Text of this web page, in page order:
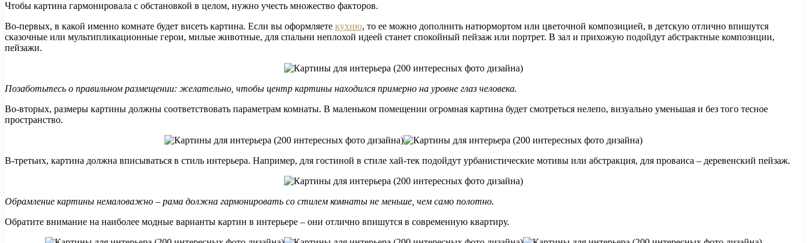
Чтобы картина гармонировала с обстановкой в целом, нужно учесть множество факторов.
Во-первых, в какой именно комнате будет висеть картина. Если вы оформляете кухню, то ее можно дополнить натюрмортом или цветочной композицией, в детскую отлично впишутся
сказочные или мультипликационные герои, милые животные, для спальни неплохой идеей станет спокойный пейзаж или портрет. В зал и прихожую подойдут абстрактные композиции,
пейзажи.
Позаботьтесь о правильном размещении: желательно, чтобы центр картины находился примерно на уровне глаз человека.
Во-вторых, размеры картины должны соответствовать параметрам комнаты. В маленьком помещении огромная картина будет смотреться нелепо, визуально уменьшая и без того тесное
пространство.
В-третьих, картина должна вписываться в стиль интерьера. Например, для гостиной в стиле хай-тек подойдут урбанистические мотивы или абстракция, для прованса – деревенский пейзаж.
Обрамление картины немаловажно – рама должна гармонировать со стилем комнаты не меньше, чем само полотно.
Обратите внимание на наиболее модные варианты картин в интерьере – они отлично впишутся в современную квартиру.